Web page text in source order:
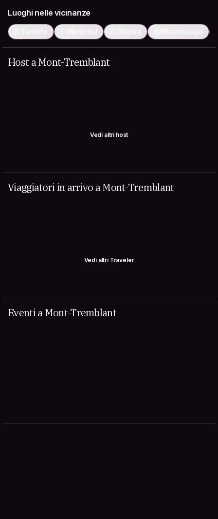
Luoghi nelle vicinanze
Toronto Montréal Ottawa Mississauga
Host a Mont-Tremblant
Vedi altri host
Viaggiatori in arrivo a Mont-Tremblant
Vedi altri Traveler
Eventi a Mont-Tremblant